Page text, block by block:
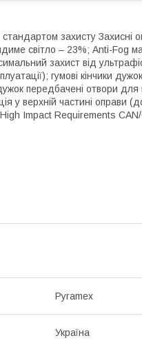
стандартом захисту
світло – 23%; Anti-Fog
захист від
гумові кінчики
передбачені отвори для
у верхній частині оправи
Impact Requirements
Pyramex
Україна